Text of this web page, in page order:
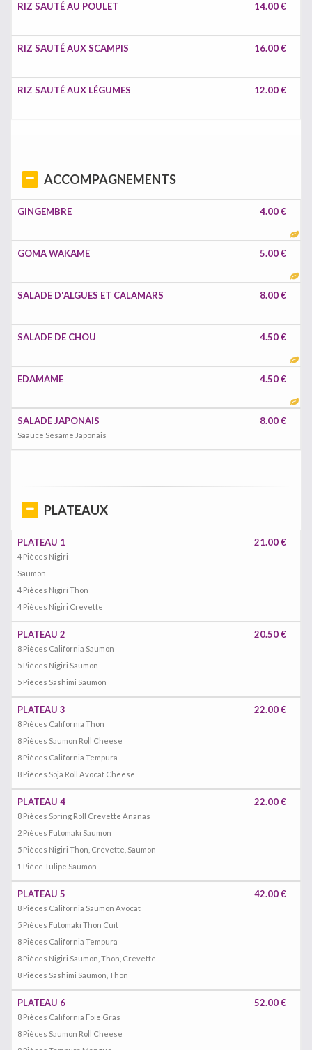
RIZ SAUTÉ AU POULET 14.00 €
RIZ SAUTÉ AUX SCAMPIS 16.00 €
RIZ SAUTÉ AUX LÉGUMES 12.00 €
ACCOMPAGNEMENTS
GINGEMBRE 4.00 €
GOMA WAKAME 5.00 €
SALADE D'ALGUES ET CALAMARS 8.00 €
SALADE DE CHOU 4.50 €
EDAMAME 4.50 €
SALADE JAPONAIS
Saauce Sésame Japonais
8.00 €
PLATEAUX
PLATEAU 1
4 Pièces Nigiri
Saumon
4 Pièces Nigiri Thon
4 Pièces Nigiri Crevette
21.00 €
PLATEAU 2
8 Pièces California Saumon
5 Pièces Nigiri Saumon
5 Pièces Sashimi Saumon
20.50 €
PLATEAU 3
8 Pièces California Thon
8 Pièces Saumon Roll Cheese
8 Pièces California Tempura
8 Pièces Soja Roll Avocat Cheese
22.00 €
PLATEAU 4
8 Pièces Spring Roll Crevette Ananas
2 Pièces Futomaki Saumon
5 Pièces Nigiri Thon, Crevette, Saumon
1 Pièce Tulipe Saumon
22.00 €
PLATEAU 5
8 Pièces California Saumon Avocat
5 Pièces Futomaki Thon Cuit
8 Pièces California Tempura
8 Pièces Nigiri Saumon, Thon, Crevette
8 Pièces Sashimi Saumon, Thon
42.00 €
PLATEAU 6
8 Pièces California Foie Gras
8 Pièces Saumon Roll Cheese
52.00 €